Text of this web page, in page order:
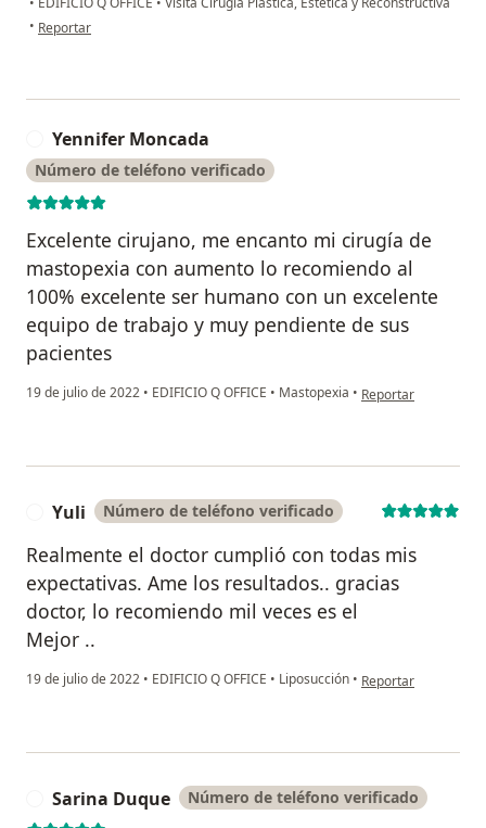
• en opinión del usuario EM
Reportar
Yennifer Moncada
Número de teléfono verificado
Excelente cirujano, me encanto mi cirugía de
mastopexia con aumento lo recomiendo al
100% excelente ser humano con un excelente
equipo de trabajo y muy pendiente de sus
pacientes
19 de julio de 2022 • EDIFICIO Q OFFICE • Mastopexia • en opinión del
Reportar
Yuli Número de teléfono verificado
Realmente el doctor cumplió con todas mis
expectativas. Ame los resultados.. gracias
doctor, lo recomiendo mil veces es el
Mejor ..
19 de julio de 2022 • EDIFICIO Q OFFICE • Liposucción • en opinión del
Reportar
Sarina Duque Número de teléfono verificado